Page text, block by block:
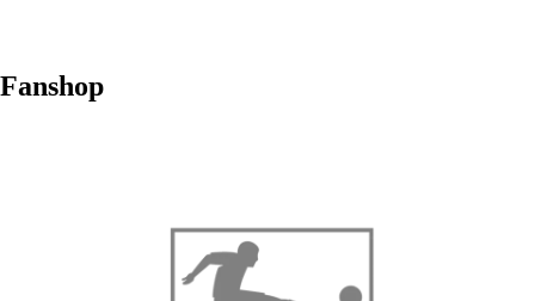
Fanshop